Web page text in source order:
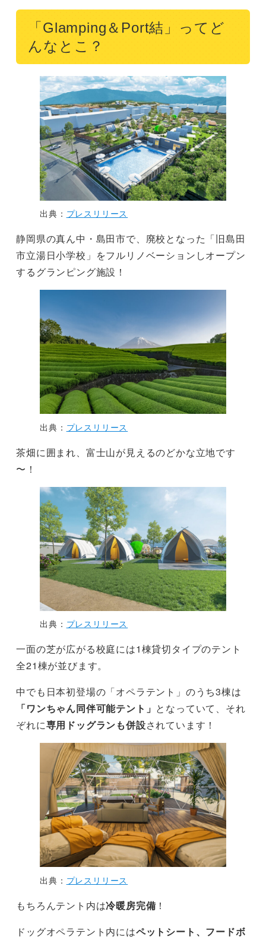
「Glamping＆Port結」ってど
んなとこ？
出典： プレスリリース
静岡県の真ん中・島田市で、廃校となった「旧島田
市立湯日小学校」をフルリノベーションしオープン
するグランピング施設！
出典： プレスリリース
茶畑に囲まれ、富士山が見えるのどかな立地です
〜！
出典： プレスリリース
一面の芝が広がる校庭には1棟貸切タイプのテント
全21棟が並びます。
中でも日本初登場の「オペラテント」のうち3棟は
「ワンちゃん同伴可能テント」 となっていて、それ
ぞれに専用ドッグランも併設されています！
出典： プレスリリース
もちろんテント内は冷暖房完備 ！
ドッグオペラテント内にはペットシート、フードボ